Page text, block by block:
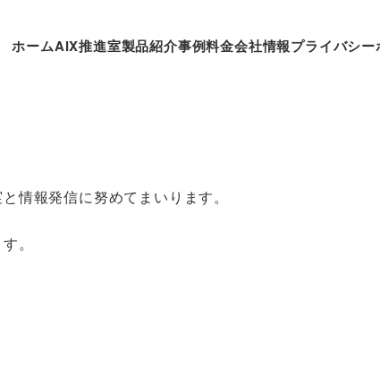
ホームAIX推進室製品紹介事例料金会社情報プライバシー
情報発信に努めてまいります。
。